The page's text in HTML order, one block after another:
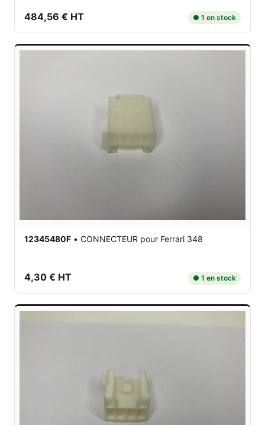
484,56 € HT ● 1 en stock
12345480F • CONNECTEUR pour Ferrari 348
4,30 € HT ● 1 en stock